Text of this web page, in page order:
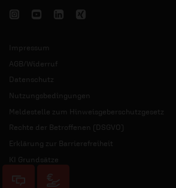
Impressum
AGB/Widerruf
Datenschutz
Nutzungsbedingungen
Meldestelle zum Hinweisgeberschutzgesetz
Rechte der Betroffenen (DSGVO)
Erklärung zur Barrierefreiheit
KI Grundsätze